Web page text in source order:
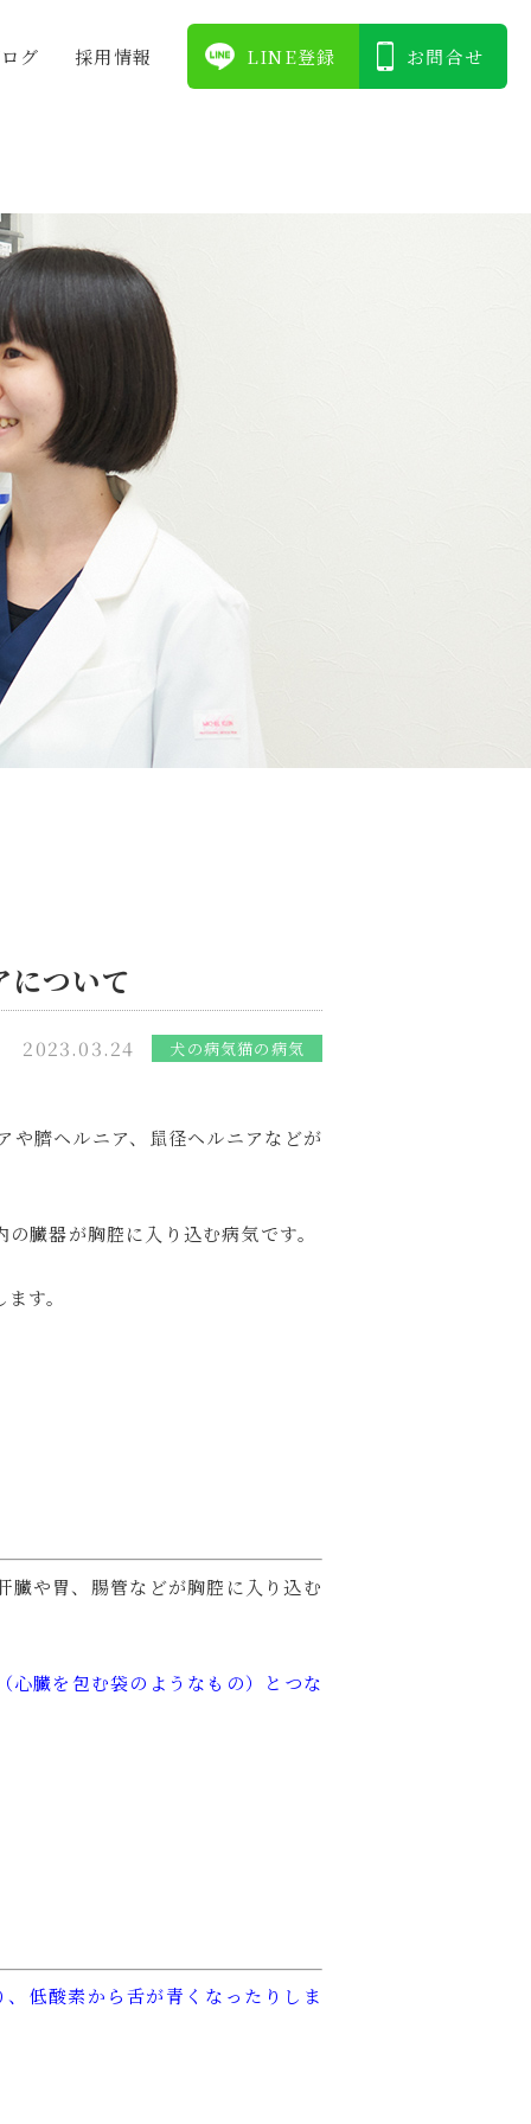
グ 採⽤情報 LINE登録 お問合せ
ついて
2023.03.24 犬の病気猫の病気
や臍ヘルニア、鼠径ヘルニアなどが
臓器が胸腔に入り込む病気です。
す。
臓や胃、腸管などが胸腔に入り込む
心臓を包む袋のようなもの）とつな
低酸素から舌が青くなったりしま